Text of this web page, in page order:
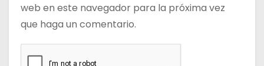
web en este navegador para la próxima vez
que haga un comentario.